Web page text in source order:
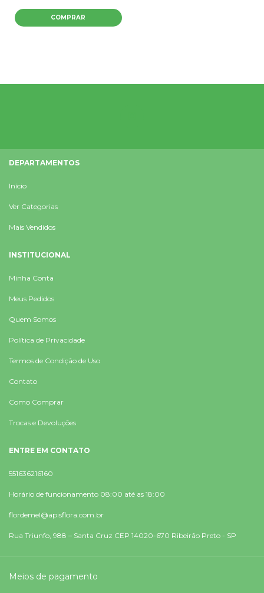
DEPARTAMENTOS
Início
Ver Categorias
Mais Vendidos
INSTITUCIONAL
Minha Conta
Meus Pedidos
Quem Somos
Política de Privacidade
Termos de Condição de Uso
Contato
Como Comprar
Trocas e Devoluções
ENTRE EM CONTATO
551636216160
Horário de funcionamento 08:00 até as 18:00
flordemel@apisflora.com.br
Rua Triunfo, 988 – Santa Cruz CEP 14020-670 Ribeirão Preto - SP
Meios de pagamento